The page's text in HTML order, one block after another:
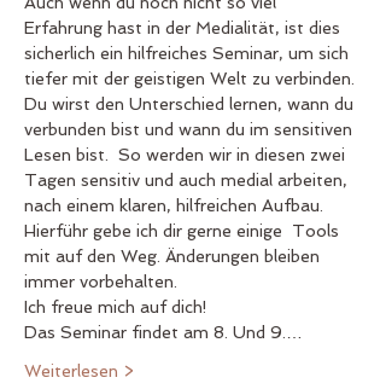
Erfahrung hast in der Medialität, ist dies
sicherlich ein hilfreiches Seminar, um sich
tiefer mit der geistigen Welt zu verbinden.
Du wirst den Unterschied lernen, wann du
verbunden bist und wann du im sensitiven
Lesen bist.  So werden wir in diesen zwei
Tagen sensitiv und auch medial arbeiten,
nach einem klaren, hilfreichen Aufbau.
Hierführ gebe ich dir gerne einige  Tools
mit auf den Weg. Änderungen bleiben
immer vorbehalten.
Ich freue mich auf dich!
Das Seminar findet am 8. Und 9.…
Weiterlesen >